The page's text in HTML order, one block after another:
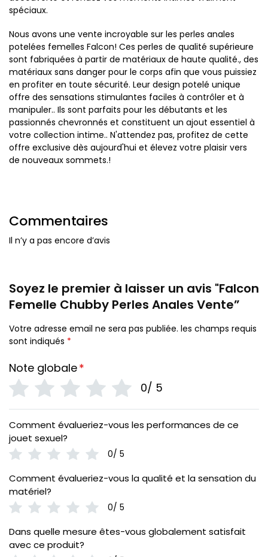
spéciaux.
Nous avons une vente incroyable sur les perles anales
potelées femelles Falcon! Ces perles de qualité supérieure
sont fabriquées à partir de matériaux de haute qualité., des
matériaux sans danger pour le corps afin que vous puissiez
en profiter en toute sécurité. Leur design potelé unique
offre des sensations stimulantes faciles à contrôler et à
manipuler.. Ils sont parfaits pour les débutants et les
passionnés chevronnés et constituent un ajout essentiel à
votre collection intime.. N'attendez pas, profitez de cette
offre exclusive dès aujourd'hui et élevez votre plaisir vers
de nouveaux sommets.!
Commentaires
Il n’y a pas encore d’avis
Soyez le premier à laisser un avis "Falcon
Femelle Chubby Perles Anales Vente”
Votre adresse email ne sera pas publiée. les champs requis
sont indiqués *
Note globale*
0/ 5
Comment évalueriez-vous les performances de ce
jouet sexuel?
0/ 5
Comment évalueriez-vous la qualité et la sensation du
matériel?
0/ 5
Dans quelle mesure êtes-vous globalement satisfait
avec ce produit?